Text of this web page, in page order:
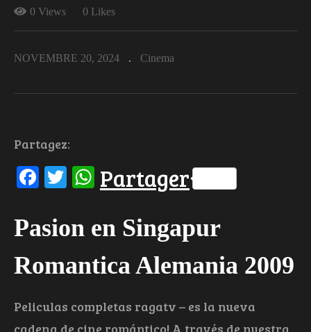
0 Views 0 Likes
NOVEMBRE 20, 2024 Cinema
Partagez:
Facebook
Twitter
WhatsApp
Partager
Pasion en Singapur
Romantica Alemania 2009
Peliculas completas ragatv – es la nueva